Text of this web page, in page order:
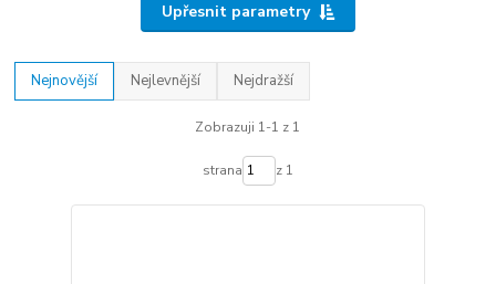
Upřesnit parametry
Nejnovější Nejlevnější Nejdražší
Zobrazuji 1-1 z 1
strana z 1